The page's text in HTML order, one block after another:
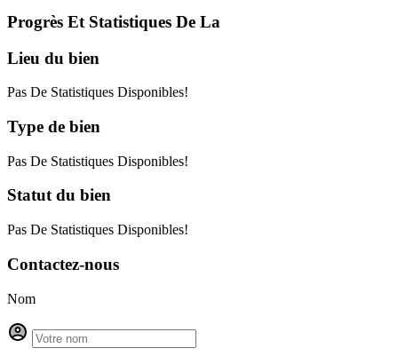
Progrès Et Statistiques De La
Lieu du bien
Pas De Statistiques Disponibles!
Type de bien
Pas De Statistiques Disponibles!
Statutdu bien
Pas De Statistiques Disponibles!
Contactez-nous
Nom